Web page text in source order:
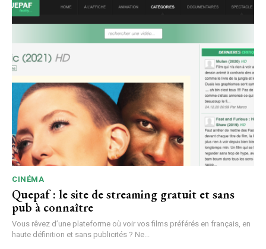
CINÉMA
Quepaf : le site de streaming gratuit et sans
pub à connaître
Vous rêvez d’une plateforme où voir vos films préférés en français, en
haute définition et sans publicités ? Ne...